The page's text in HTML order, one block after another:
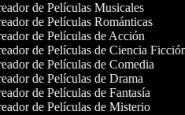
de Películas Musicales
de Películas Románticas
de Películas de Acción
de Películas de Ciencia Ficción
de Películas de Comedia
de Películas de Drama
de Películas de Fantasía
de Películas de Misterio